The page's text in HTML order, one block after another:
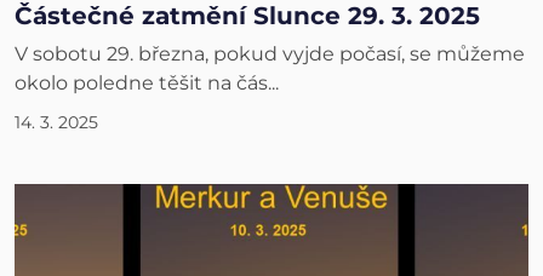
Částečné zatmění Slunce 29. 3. 2025
V sobotu 29. března, pokud vyjde počasí, se můžeme
okolo poledne těšit na čás...
14. 3. 2025